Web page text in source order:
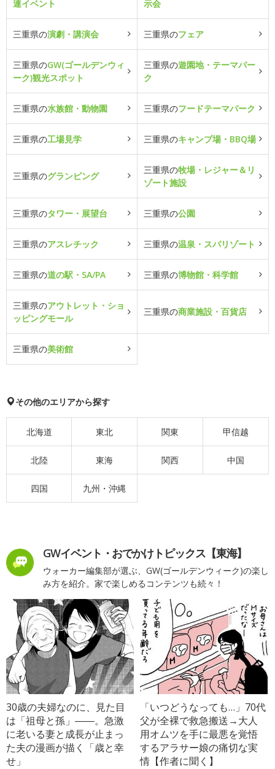
連イベント 示会
三重県の演劇・講演会 三重県のフェア
三重県のGW(ゴールデンウィ
ーク)観光スポット
三重県の遊園地・テーマパー
ク
三重県の水族館・動物園 三重県のフードテーマパーク
三重県の工場見学 三重県のキャンプ場・BBQ場
三重県のグランピング
三重県の牧場・レジャー＆リ
ゾート施設
三重県のタワー・展望台 三重県の公園
三重県のアスレチック 三重県の温泉・スパリゾート
三重県の道の駅・SA/PA 三重県の博物館・科学館
三重県のアウトレット・ショ
ッピングモール
三重県の商業施設・百貨店
三重県の美術館
その他のエリアから探す
北海道 東北 関東 甲信越
北陸 東海 関西 中国
四国 九州・沖縄
GWイベント・おでかけトピックス【東海】
ウォーカー編集部が選ぶ、GW(ゴールデンウィーク)の楽し
み方を紹介。家で楽しめるコンテンツも続々！
30歳の夫婦なのに、見た目
は「祖母と孫」――。急激
に老いる妻と成長が止まっ
た夫の漫画が描く「歳と幸
せ」
「いつどうなっても…」70代
父が全裸で救急搬送→大人
用オムツを手に最悪を覚悟
するアラサー娘の痛切な実
情【作者に聞く】